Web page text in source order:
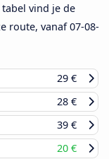
vind je de
route, vanaf07-08-
29 €
28 €
39 €
20 €